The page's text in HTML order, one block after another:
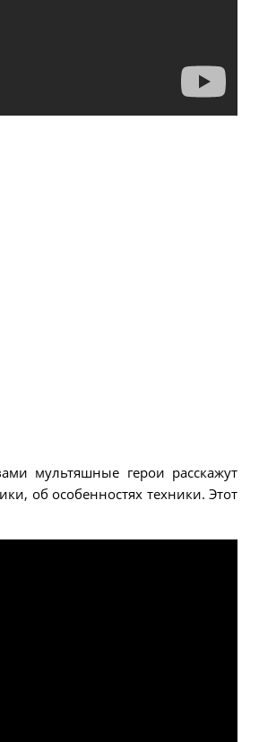
мультяшные герои расскажут
об особенностях техники. Этот